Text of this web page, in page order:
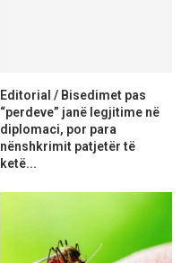
Editorial / Bisedimet pas
“perdeve” janë legjitime në
diplomaci, por para
nënshkrimit patjetër të
ketë...